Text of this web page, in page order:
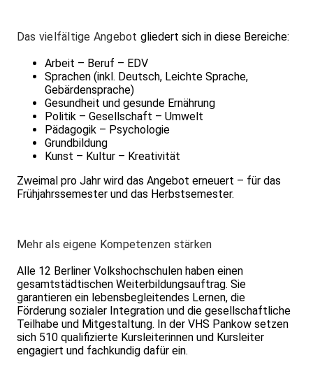
Das vielfältige Angebot gliedert sich in diese Bereiche:
Arbeit – Beruf – EDV
Sprachen (inkl. Deutsch, Leichte Sprache,
Gebärdensprache)
Gesundheit und gesunde Ernährung
Politik – Gesellschaft – Umwelt
Pädagogik – Psychologie
Grundbildung
Kunst – Kultur – Kreativität
Zweimal pro Jahr wird das Angebot erneuert – für das
Frühjahrssemester und das Herbstsemester.
Mehr als eigene Kompetenzen stärken
Alle 12 Berliner Volkshochschulen haben einen
gesamtstädtischen Weiterbildungsauftrag. Sie
garantieren ein lebensbegleitendes Lernen, die
Förderung sozialer Integration und die gesellschaftliche
Teilhabe und Mitgestaltung. In der VHS Pankow setzen
sich 510 qualifizierte Kursleiterinnen und Kursleiter
engagiert und fachkundig dafür ein.